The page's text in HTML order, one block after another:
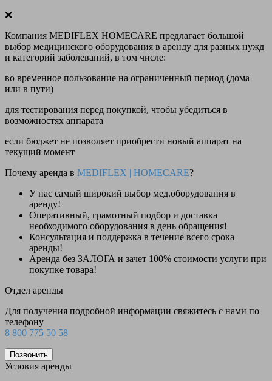
❌
Компания MEDIFLEX HOMECARE предлагает большой
выбор медицинского оборудования в аренду для разных нужд
и категорий заболеваний, в том числе:
во временное пользование на ограниченный период (дома
или в пути)
для тестирования перед покупкой, чтобы убедиться в
возможностях аппарата
если бюджет не позволяет приобрести новый аппарат на
текущий момент
Почему аренда в MEDIFLEX | HOMECARE?
У нас самый широкий выбор мед.оборудования в
аренду!
Оперативный, грамотный подбор и доставка
необходимого оборудования в день обращения!
Консультация и поддержка в течение всего срока
аренды!
Аренда без ЗАЛОГА и зачет 100% стоимости услуги при
покупке товара!
Отдел аренды
Для получения подробной информации свяжитесь с нами по
телефону
8 800 775 50 58
Позвонить
Условия аренды